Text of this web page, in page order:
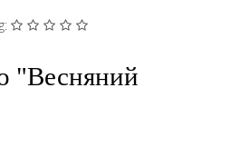
"Весняний